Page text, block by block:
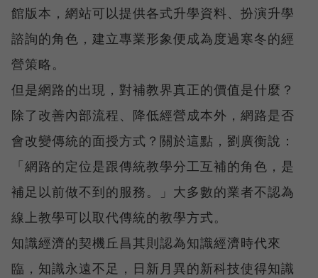
館版本，網站可以提供各式升學資料、扮演升學
諮詢的角色，建立專業形象便成為度過寒冬的經
營策略。
但是網路的出現，對補教界真正的價值是什麼？
除了改善內部流程、降低經營成本外，網路是否
會改變傳統的面授方式？關於這點，劉廣衡說：
「網路的定位是跟傳統教學分工互補的角色，是
補足以前做不到的服務。」大多數的業者不認為
線上教學可以取代傳統的教學方式。
知識經濟的契機丘昌其則認為知識經濟時代來
臨，知識永遠不足，日新月異的新科技使得知識